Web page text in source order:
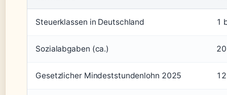
Steuerklassen in Deutschland 1
Sozialabgaben (ca.)
Gesetzlicher Mindeststundenlohn 2025